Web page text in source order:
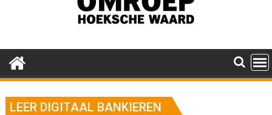
LEER DIGITAAL BANKIEREN